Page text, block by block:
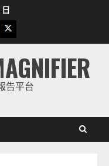
Twitter
告平台